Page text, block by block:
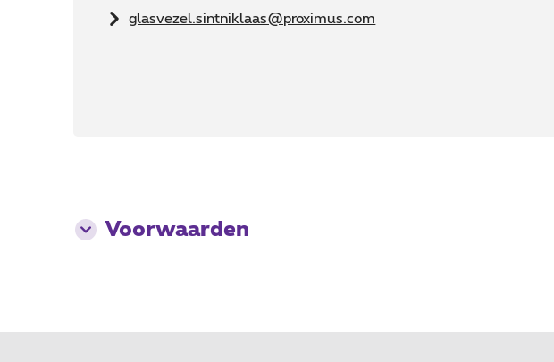
glasvezel.sintniklaas@proximus.com
Voorwaarden